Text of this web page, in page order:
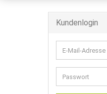
Kundenlogin
E-
Mail-
Adresse
Passwort